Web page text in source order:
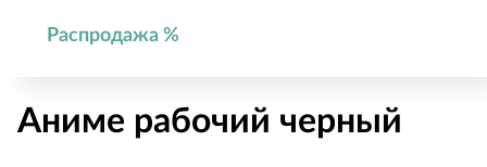
Распродажа %
Аниме рабочий черный